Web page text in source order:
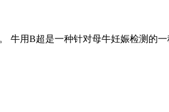
牛用B超是一种针对母牛妊娠检测的